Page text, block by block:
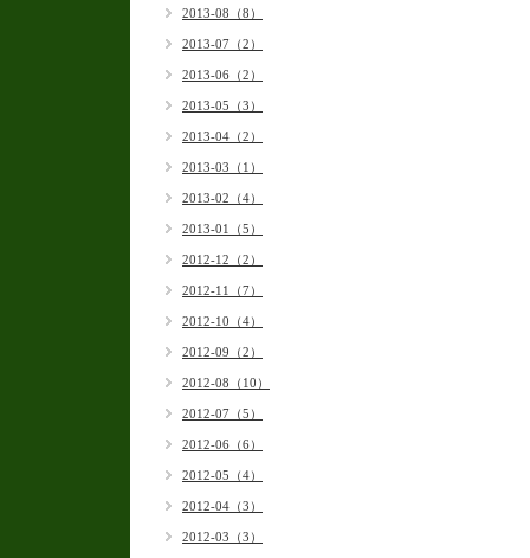
2013-08（8）
2013-07（2）
2013-06（2）
2013-05（3）
2013-04（2）
2013-03（1）
2013-02（4）
2013-01（5）
2012-12（2）
2012-11（7）
2012-10（4）
2012-09（2）
2012-08（10）
2012-07（5）
2012-06（6）
2012-05（4）
2012-04（3）
2012-03（3）